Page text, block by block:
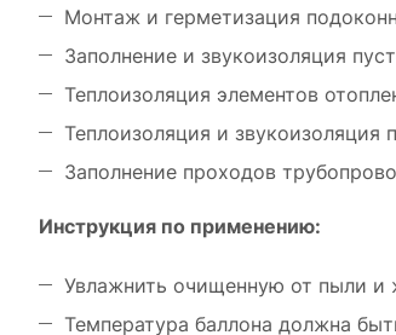
Монтаж и герметизация
Заполнение и звукоизоляция
Теплоизоляция элементов
Теплоизоляция и
Заполнение проходов
Инструкция по применению:
Увлажнить очищенную от пыли и
Температура баллона должна